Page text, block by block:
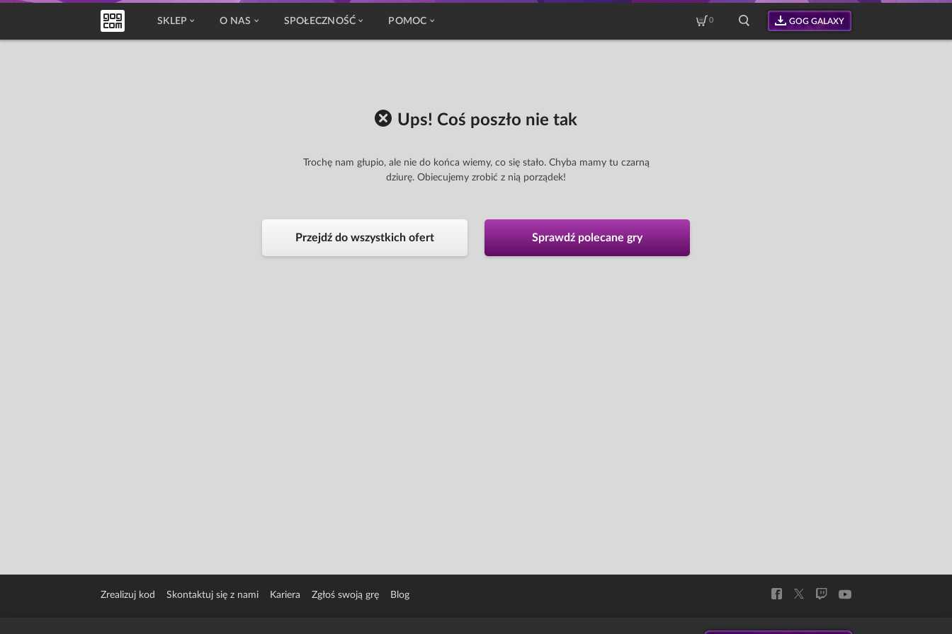
SKLEP O NAS SPOŁECZNOŚĆ POMOC 0 GOG GALAXY
Ups! Coś poszło nie tak
Trochę nam głupio, ale nie do końca wiemy, co się stało. Chyba mamy tu czarną
dziurę. Obiecujemy zrobić z nią porządek!
Sprawdź polecane gry
Przejdź do wszystkich ofert
Zrealizuj kod Skontaktuj się z nami Kariera Zgłoś swoją grę Blog